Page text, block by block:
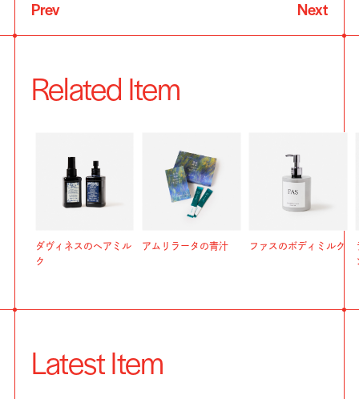
Prev Next
Related Item
ダヴィネスのヘアミル
ク
アムリラータの青汁 ファスのボディミルク
Latest Item